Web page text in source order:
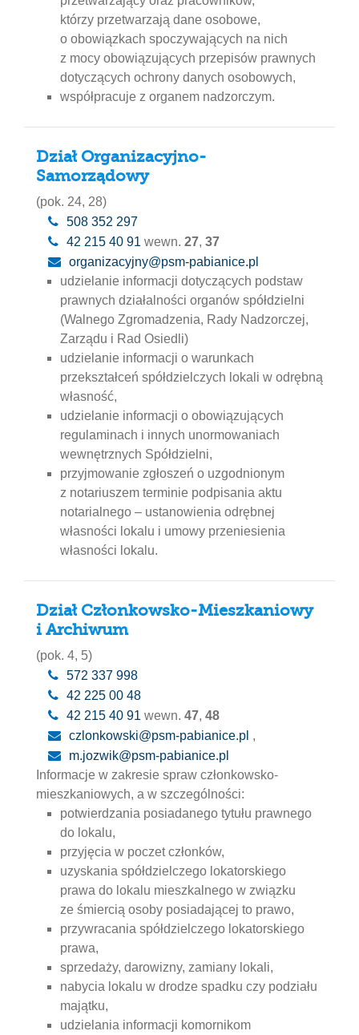
którzy przetwarzają dane osobowe,
o obowiązkach spoczywających na nich
z mocy obowiązujących przepisów prawnych
dotyczących ochrony danych osobowych,
współpracuje z organem nadzorczym.
Dział Organizacyjno-
Samorządowy
(pok. 24, 28)
508 352 297
42 215 40 91 wewn. 27, 37
organizacyjny@psm-pabianice.pl
udzielanie informacji dotyczących podstaw
prawnych działalności organów spółdzielni
(Walnego Zgromadzenia, Rady Nadzorczej,
Zarządu i Rad Osiedli)
udzielanie informacji o warunkach
przekształceń spółdzielczych lokali w odrębną
własność,
udzielanie informacji o obowiązujących
regulaminach i innych unormowaniach
wewnętrznych Spółdzielni,
przyjmowanie zgłoszeń o uzgodnionym
z notariuszem terminie podpisania aktu
notarialnego – ustanowienia odrębnej
własności lokalu i umowy przeniesienia
własności lokalu.
Dział Członkowsko-Mieszkaniowy
i Archiwum
(pok. 4, 5)
572 337 998
42 225 00 48
42 215 40 91 wewn. 47, 48
czlonkowski@psm-pabianice.pl ,
m.jozwik@psm-pabianice.pl
Informacje w zakresie spraw członkowsko-
mieszkaniowych, a w szczególności:
potwierdzania posiadanego tytułu prawnego
do lokalu,
przyjęcia w poczet członków,
uzyskania spółdzielczego lokatorskiego
prawa do lokalu mieszkalnego w związku
ze śmiercią osoby posiadającej to prawo,
przywracania spółdzielczego lokatorskiego
prawa,
sprzedaży, darowizny, zamiany lokali,
nabycia lokalu w drodze spadku czy podziału
majątku,
udzielania informacji komornikom